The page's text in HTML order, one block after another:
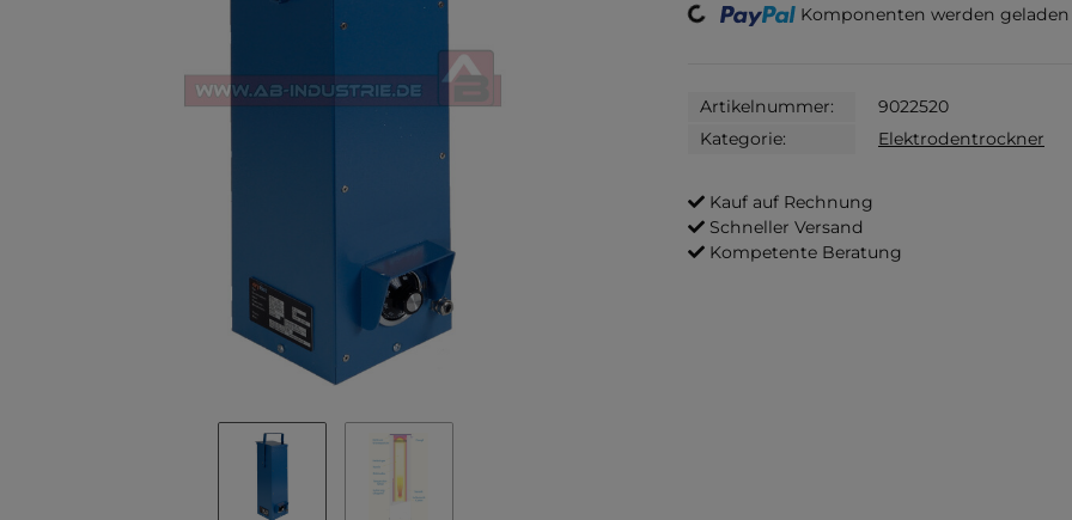
Loading... Komponenten werden geladen
Artikelnummer:
9022520
Kategorie:
Elektrodentrockner
Kauf auf Rechnung
Schneller Versand
Kompetente Beratung